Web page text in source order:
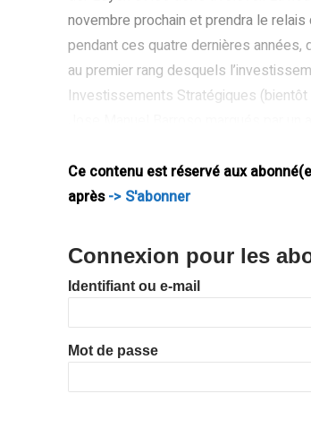
novembre prochain et prendra le
pendant ces quatre dernières
au premier rang desquels
Investissements Stratégiques (bientôt
Ce contenu est réservé aux
après-> S'abonner
Connexion pour les
Identifiant ou e-mail
Mot de passe